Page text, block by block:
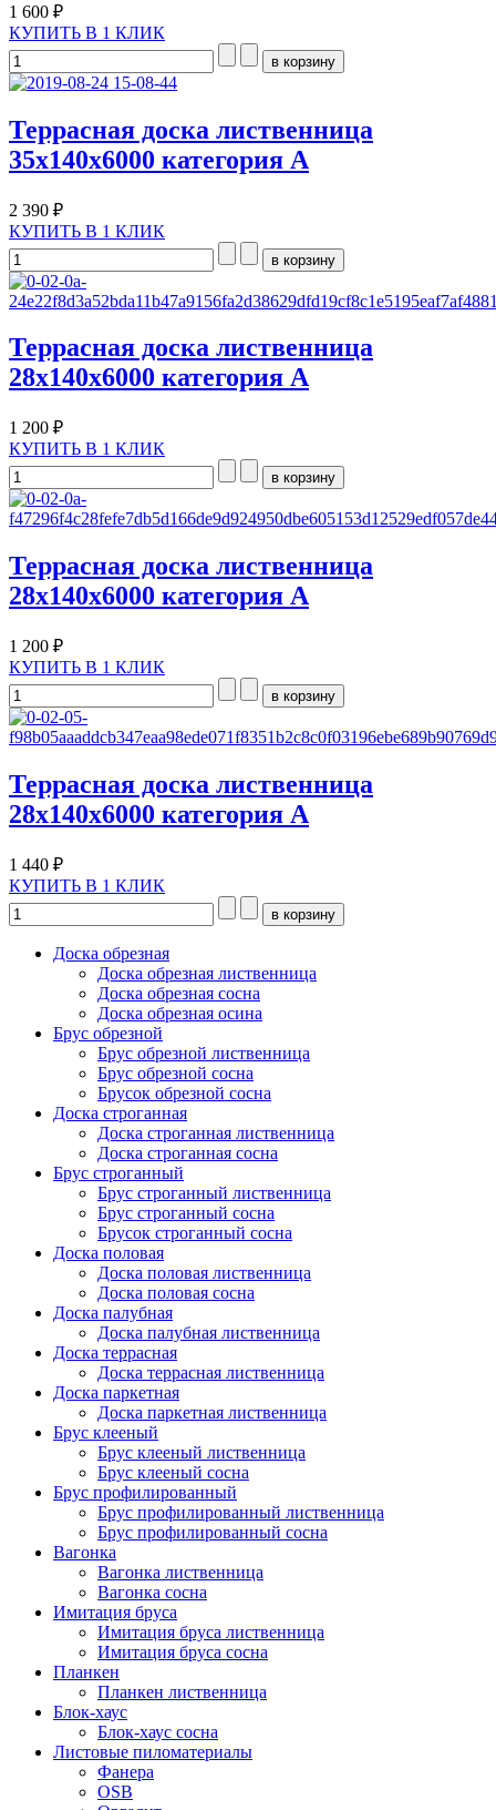
1 600 ₽
КУПИТЬ В 1 КЛИК
Террасная доска лиственница
35х140х6000 категория А
2 390 ₽
КУПИТЬ В 1 КЛИК
Террасная доска лиственница
28х140х6000 категория A
1 200 ₽
КУПИТЬ В 1 КЛИК
Террасная доска лиственница
28х140х6000 категория A
1 200 ₽
КУПИТЬ В 1 КЛИК
Террасная доска лиственница
28х140х6000 категория A
1 440 ₽
КУПИТЬ В 1 КЛИК
Доска обрезная
Доска обрезная лиственница
Доска обрезная сосна
Доска обрезная осина
Брус обрезной
Брус обрезной лиственница
Брус обрезной сосна
Брусок обрезной сосна
Доска строганная
Доска строганная лиственница
Доска строганная сосна
Брус строганный
Брус строганный лиственница
Брус строганный сосна
Брусок строганный сосна
Доска половая
Доска половая лиственница
Доска половая сосна
Доска палубная
Доска палубная лиственница
Доска террасная
Доска террасная лиственница
Доска паркетная
Доска паркетная лиственница
Брус клееный
Брус клееный лиственница
Брус клееный сосна
Брус профилированный
Брус профилированный лиственница
Брус профилированный сосна
Вагонка
Вагонка лиственница
Вагонка сосна
Имитация бруса
Имитация бруса лиственница
Имитация бруса сосна
Планкен
Планкен лиственница
Блок-хаус
Блок-хаус сосна
Листовые пиломатериалы
Фанера
OSB